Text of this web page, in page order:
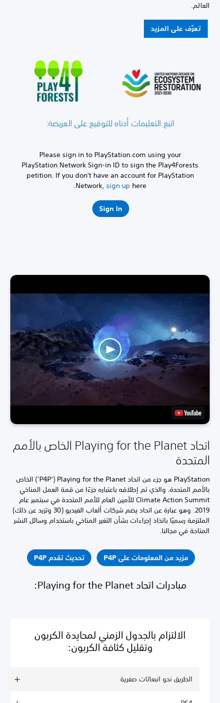
العالم.
تعرَّف على المزيد
اتبع التعليمات أدناه للتوقيع على العريضة:
Please sign in to PlayStation.com using your
PlayStation Network Sign-in ID to sign the Play4Forests
petition. If you don't have an account for PlayStation
Network, sign up here.
Sign In
اتحاد Playing for the Planet الخاص بالأمم
المتحدة
PlayStation هو جزء من اتحاد Playing for the Planet ‏(‘P4P’) الخاص
بالأمم المتحدة، والذي تم إطلاقه باعتباره جزءًا من قمة العمل المناخي
Climate Action Summit للأمين العام للأمم المتحدة في سبتمبر عام
2019. وهو عبارة عن اتحاد يضم شركات ألعاب الفيديو (30 وتزيد عن ذلك)
الملتزمة رسميًا باتخاذ إجراءات بشأن التغير المناخي باستخدام وسائل النشر
المتاحة في مجالنا.
مزيد من المعلومات على P4P تحديث تقدم P4P
مبادرات اتحاد Playing for the Planet:
الالتزام بالجدول الزمني لمحايدة الكربون
وتقليل كثافة الكربون:
الطريق نحو انبعاثات صفرية